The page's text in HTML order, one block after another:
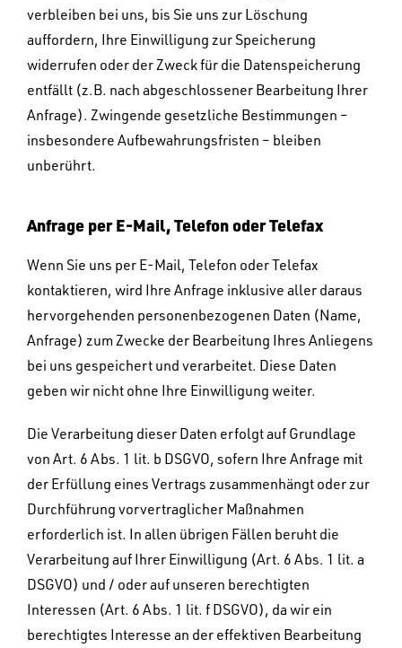
verbleiben bei uns, bis Sie uns zur Löschung
auffordern, Ihre Einwilligung zur Speicherung
widerrufen oder der Zweck für die Datenspeicherung
entfällt (z.B. nach abgeschlossener Bearbeitung Ihrer
Anfrage). Zwingende gesetzliche Bestimmungen –
insbesondere Aufbewahrungsfristen – bleiben
unberührt.
Anfrage per E-Mail, Telefon oder Telefax
Wenn Sie uns per E-Mail, Telefon oder Telefax
kontaktieren, wird Ihre Anfrage inklusive aller daraus
hervorgehenden personenbezogenen Daten (Name,
Anfrage) zum Zwecke der Bearbeitung Ihres Anliegens
bei uns gespeichert und verarbeitet. Diese Daten
geben wir nicht ohne Ihre Einwilligung weiter.
Die Verarbeitung dieser Daten erfolgt auf Grundlage
von Art. 6 Abs. 1 lit. b DSGVO, sofern Ihre Anfrage mit
der Erfüllung eines Vertrags zusammenhängt oder zur
Durchführung vorvertraglicher Maßnahmen
erforderlich ist. In allen übrigen Fällen beruht die
Verarbeitung auf Ihrer Einwilligung (Art. 6 Abs. 1 lit. a
DSGVO) und / oder auf unseren berechtigten
Interessen (Art. 6 Abs. 1 lit. f DSGVO), da wir ein
berechtigtes Interesse an der effektiven Bearbeitung